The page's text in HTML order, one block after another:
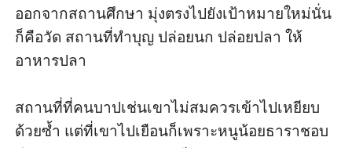
ออกจากสถานศึกษา มุ่งตรงไปยังเป้าหมายใหม่นั่น
ก็คือวัด สถานที่ทำบุญ ปล่อยนก ปล่อยปลา ให้
อาหารปลา
สถานที่ที่คนบาปเช่นเขาไม่สมควรเข้าไปเหยียบ
ด้วยซ้ำ แต่ที่เขาไปเยือนก็เพราะหนูน้อยธาราชอบ